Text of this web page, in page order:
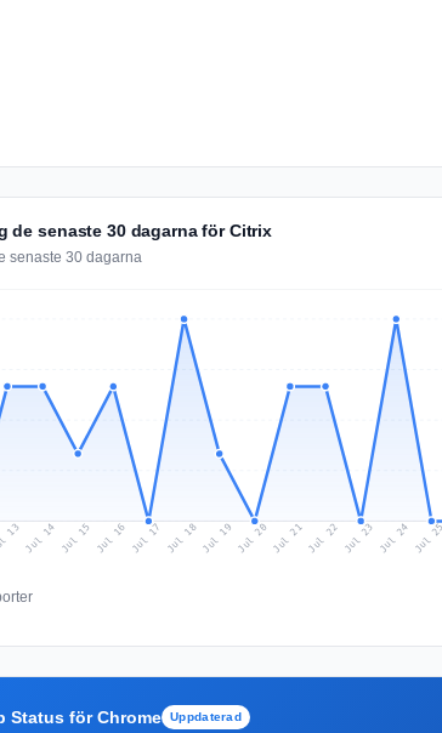
de senaste 30 dagarna för Citrix
senaste 30 dagarna
13 Jul 14 Jul 15 Jul 16 Jul 17 Jul 18Jul 19 Jul 20 Jul 21Jul 22 Jul 23 Jul 24 Jul 25
Status för Chrome Uppdaterad